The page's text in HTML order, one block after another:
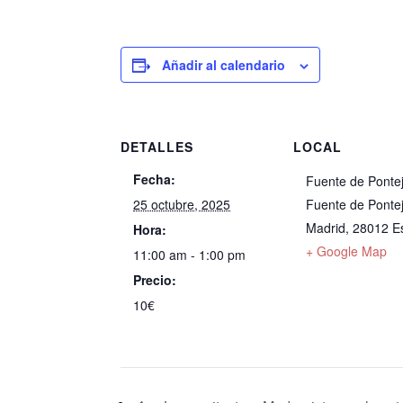
Añadir al calendario
DETALLES
Fecha:
25 octubre, 2025
Hora:
11:00 am - 1:00 pm
Precio:
10€
LOCAL
Fuente de
Fuente de
Madrid, 28012
+ Google Map